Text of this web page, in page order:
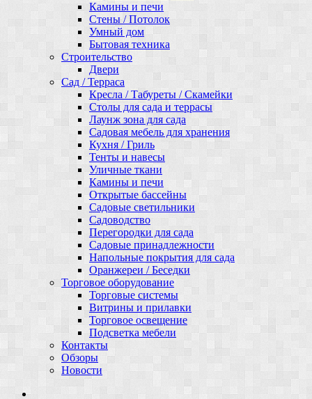
Камины и печи
Стены / Потолок
Умный дом
Бытовая техника
Строительство
Двери
Сад / Терраса
Кресла / Табуреты / Скамейки
Столы для сада и террасы
Лаунж зона для сада
Садовая мебель для хранения
Кухня / Гриль
Тенты и навесы
Уличные ткани
Камины и печи
Открытые бассейны
Садовые светильники
Садоводство
Перегородки для сада
Садовые принадлежности
Напольные покрытия для сада
Оранжереи / Беседки
Торговое оборудование
Торговые системы
Витрины и прилавки
Торговое освещение
Подсветка мебели
Контакты
Обзоры
Новости